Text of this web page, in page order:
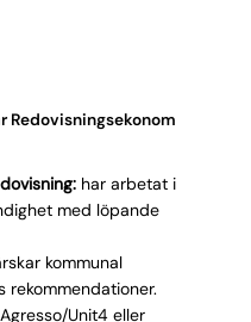
behov. Under
innan du fattar
Redovisningsekonom
har arbetat i
med löpande
kommunal
rekommendationer.
Unit4 eller